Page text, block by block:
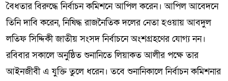
বৈধতার বিরুদ্ধে নির্বাচন কমিশনে আপিল করেন। আপিল আবেদনে
তিনি দাবি করেন, নিষিদ্ধ রাজনৈতিক দলের নেতা হওয়ায় আবদুল
লতিফ সিদ্দিকী জাতীয় সংসদ নির্বাচনে অংশগ্রহণের যোগ্য নন।
রবিবার সকালে অনুষ্ঠিত শুনানিতে লিয়াকত আলীর পক্ষে তার
আইনজীবী এ যুক্তি তুলে ধরেন। তবে শুনানিকালে নির্বাচন কমিশনার